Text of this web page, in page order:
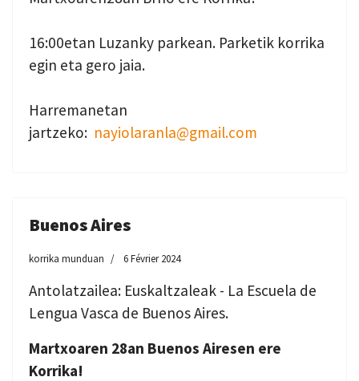
16:00etan Luzanky parkean. Parketik korrika
egin eta gero jaia.
Harremanetan
jartzeko: nayiolaranla@gmail.com
Buenos Aires
korrika munduan 6 Février 2024
Antolatzailea: Euskaltzaleak - La Escuela de
Lengua Vasca de Buenos Aires.
Martxoaren 28an Buenos Airesen ere
Korrika!